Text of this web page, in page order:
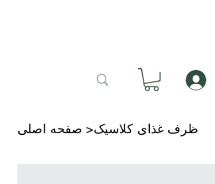
صفحه اصلی >ظرف غذای کلاسیک